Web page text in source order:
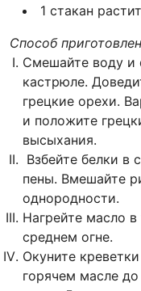
1 стакан
Способ
Смешайте воду и
кастрюле.
грецкие орехи.
и положите
высыхания.
Взбейте белки в
пены. Вмешайте
однородности.
Нагрейте масло
среднем огне.
Окуните
горячем масле